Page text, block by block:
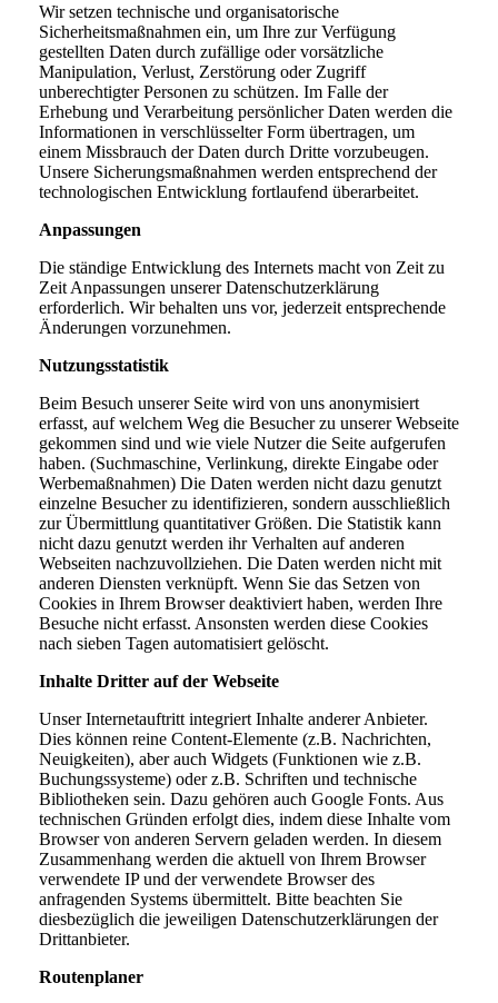
Wir setzen technische und organisatorische
Sicherheitsmaßnahmen ein, um Ihre zur Verfügung
gestellten Daten durch zufällige oder vorsätzliche
Manipulation, Verlust, Zerstörung oder Zugriff
unberechtigter Personen zu schützen. Im Falle der
Erhebung und Verarbeitung persönlicher Daten werden die
Informationen in verschlüsselter Form übertragen, um
einem Missbrauch der Daten durch Dritte vorzubeugen.
Unsere Sicherungsmaßnahmen werden entsprechend der
technologischen Entwicklung fortlaufend überarbeitet.
Anpassungen
Die ständige Entwicklung des Internets macht von Zeit zu
Zeit Anpassungen unserer Datenschutzerklärung
erforderlich. Wir behalten uns vor, jederzeit entsprechende
Änderungen vorzunehmen.
Nutzungsstatistik
Beim Besuch unserer Seite wird von uns anonymisiert
erfasst, auf welchem Weg die Besucher zu unserer Webseite
gekommen sind und wie viele Nutzer die Seite aufgerufen
haben. (Suchmaschine, Verlinkung, direkte Eingabe oder
Werbemaßnahmen) Die Daten werden nicht dazu genutzt
einzelne Besucher zu identifizieren, sondern ausschließlich
zur Übermittlung quantitativer Größen. Die Statistik kann
nicht dazu genutzt werden ihr Verhalten auf anderen
Webseiten nachzuvollziehen. Die Daten werden nicht mit
anderen Diensten verknüpft. Wenn Sie das Setzen von
Cookies in Ihrem Browser deaktiviert haben, werden Ihre
Besuche nicht erfasst. Ansonsten werden diese Cookies
nach sieben Tagen automatisiert gelöscht.
Inhalte Dritter auf der Webseite
Unser Internetauftritt integriert Inhalte anderer Anbieter.
Dies können reine Content-Elemente (z.B. Nachrichten,
Neuigkeiten), aber auch Widgets (Funktionen wie z.B.
Buchungssysteme) oder z.B. Schriften und technische
Bibliotheken sein. Dazu gehören auch Google Fonts. Aus
technischen Gründen erfolgt dies, indem diese Inhalte vom
Browser von anderen Servern geladen werden. In diesem
Zusammenhang werden die aktuell von Ihrem Browser
verwendete IP und der verwendete Browser des
anfragenden Systems übermittelt. Bitte beachten Sie
diesbezüglich die jeweiligen Datenschutzerklärungen der
Drittanbieter.
Routenplaner